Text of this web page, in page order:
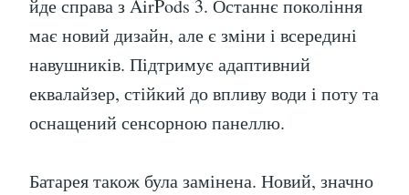
йде справа з AirPods 3. Останнє покоління
має новий дизайн, але є зміни і всередині
навушників. Підтримує адаптивний
еквалайзер, стійкий до впливу води і поту та
оснащений сенсорною панеллю.
Батарея також була замінена. Новий, значно